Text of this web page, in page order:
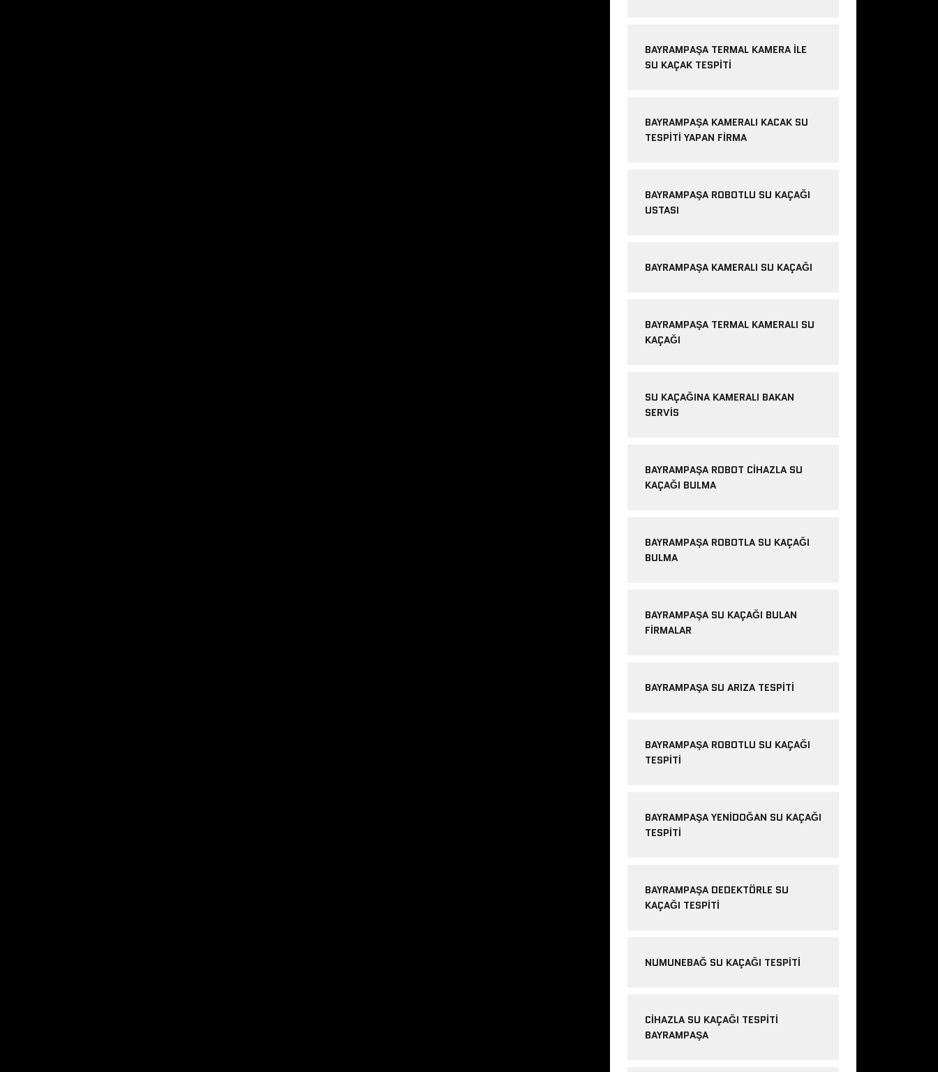
BAYRAMPAŞA TERMAL KAMERA ILE
SU KAÇAK TESPITI
BAYRAMPAŞA KAMERALI KACAK SU
TESPITI YAPAN FIRMA
BAYRAMPAŞA ROBOTLU SU KAÇAĞI
USTASI
BAYRAMPAŞA KAMERALI SU KAÇAĞI
BAYRAMPAŞA TERMAL KAMERALI SU
KAÇAĞI
SU KAÇAĞINA KAMERALI BAKAN
SERVIS
BAYRAMPAŞA ROBOT CIHAZLA SU
KAÇAĞI BULMA
BAYRAMPAŞA ROBOTLA SU KAÇAĞI
BULMA
BAYRAMPAŞA SU KAÇAĞI BULAN
FIRMALAR
BAYRAMPAŞA SU ARIZA TESPITI
BAYRAMPAŞA ROBOTLU SU KAÇAĞI
TESPITI
BAYRAMPAŞA YENIDOĞAN SU KAÇAĞI
TESPITI
BAYRAMPAŞA DEDEKTÖRLE SU
KAÇAĞI TESPITI
NUMUNEBAĞ SU KAÇAĞI TESPITI
CIHAZLA SU KAÇAĞI TESPITI
BAYRAMPAŞA